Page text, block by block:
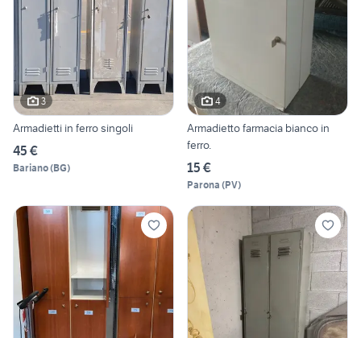
3
Armadietti in ferro singoli
45 €
Bariano(BG)
4
Armadietto farmacia bianco in
ferro.
15 €
Parona (PV)